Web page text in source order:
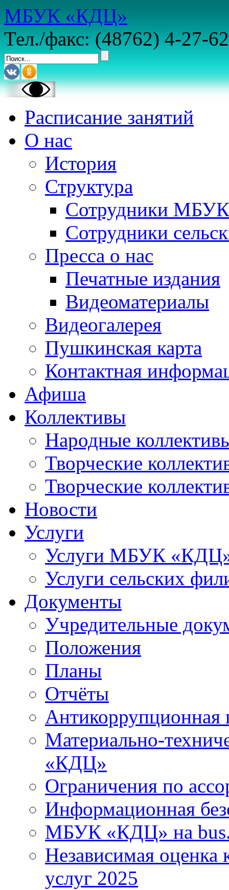
МБУК «КДЦ»
Тел./факс: (48762) 4-27-62
Расписание занятий
О нас
История
Структура
Сотрудники
Сотрудники
Пресса о нас
Печатные издания
Видеоматериалы
Видеогалерея
Пушкинская карта
Контактная
Афиша
Коллективы
Народные
Творческие
Творческие
Новости
Услуги
Услуги МБУК
Услуги сельских
Документы
Учредительные
Положения
Планы
Отчёты
Антикоррупционная
Материально-
«КДЦ»
Ограничения по
Информационная
МБУК «КДЦ» на
Независимая оценка
услуг 2025